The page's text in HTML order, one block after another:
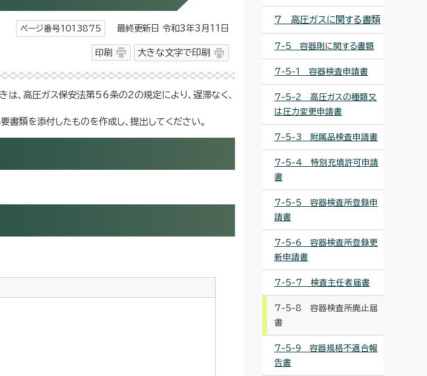
ページ番号1013875 最終更新日 令和3年3月11日
印刷 大きな文字で印刷
、高圧ガス保安法第56条の2の規定により、遅滞なく、
類を添付したものを作成し、提出してください。
7 高圧ガスに関する書類
7-5 容器則に関する書類
7-5-1 容器検査申請書
7-5-2 高圧ガスの種類又
は圧力変更申請書
7-5-3 附属品検査申請書
7-5-4 特別充填許可申請
書
7-5-5 容器検査所登録申
請書
7-5-6 容器検査所登録更
新申請書
7-5-7 検査主任者届書
7-5-8 容器検査所廃止届
書
7-5-9 容器規格不適合報
告書